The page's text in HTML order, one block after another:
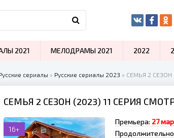
сериалы » Русские сериалы 2023 » СЕМЬЯ 2 СЕЗОН
СЕМЬЯ 2 СЕЗОН (2023) 11 СЕРИЯ
16+
Премьера: 27
2021 МЕЛОДРАМЫ 2021 2022